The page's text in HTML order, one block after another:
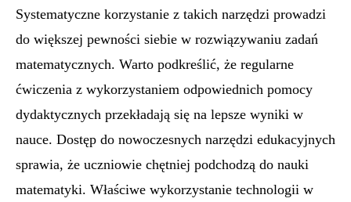
Systematyczne korzystanie z takich narzędzi prowadzi
do większej pewności siebie w rozwiązywaniu zadań
matematycznych. Warto podkreślić, że regularne
ćwiczenia z wykorzystaniem odpowiednich pomocy
dydaktycznych przekładają się na lepsze wyniki w
nauce. Dostęp do nowoczesnych narzędzi edukacyjnych
sprawia, że uczniowie chętniej podchodzą do nauki
matematyki. Właściwe wykorzystanie technologii w